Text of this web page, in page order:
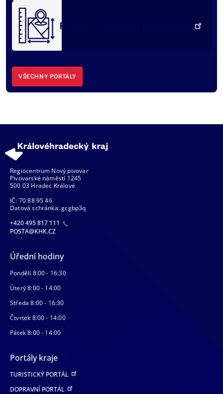
Portál územního plánování
VŠECHNY PORTÁLY
Regiocentrum Nový pivovar
Pivovarské náměstí 1245
500 03 Hradec Králové
IČ: 70 88 95 46
Datová schránka: gcgbp3q
+420 495 817 111
POSTA@KHK.CZ
Úřední hodiny
Pondělí 8:00 - 16:30
Úterý 8:00 - 14:00
Středa 8:00 - 16:30
Čtvrtek 8:00 - 14:00
Pátek 8:00 - 14:00
Portály kraje
TURISTICKÝ PORTÁL
DOPRAVNÍ PORTÁL